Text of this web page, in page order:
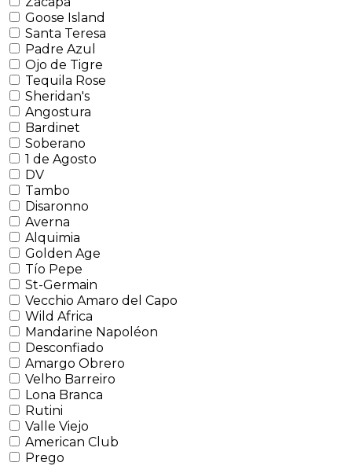
Goose Island
Santa Teresa
Padre Azul
Ojo de Tigre
Tequila Rose
Sheridan's
Angostura
Bardinet
Soberano
1 de Agosto
DV
Tambo
Disaronno
Averna
Alquimia
Golden Age
Tío Pepe
St-Germain
Vecchio Amaro del Capo
Wild Africa
Mandarine Napoléon
Desconfiado
Amargo Obrero
Velho Barreiro
Lona Branca
Rutini
Valle Viejo
American Club
Prego